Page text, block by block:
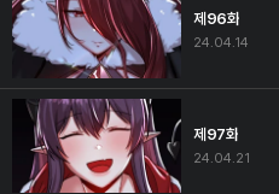
제96화
24.04.14
제97화
24.04.21